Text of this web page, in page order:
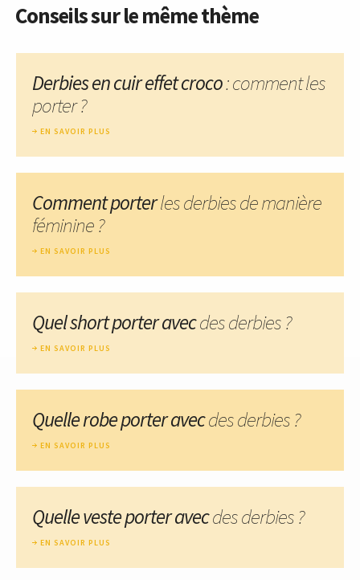
Conseils sur le même thème
Derbies en cuir effet croco: comment les
porter ?
EN SAVOIR PLUS
Comment porterles derbies de manière
féminine ?
EN SAVOIR PLUS
Quel short porter avecdes derbies ?
EN SAVOIR PLUS
Quelle robe porter avecdes derbies ?
EN SAVOIR PLUS
Quelle veste porter avecdes derbies ?
EN SAVOIR PLUS